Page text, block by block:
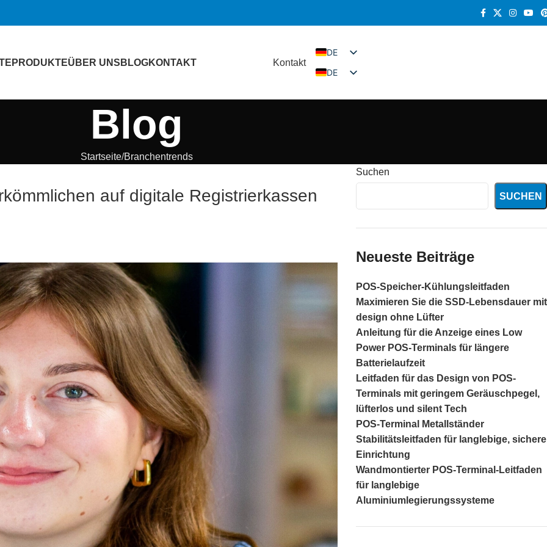
PRODUKTEÜBER UNS BLOGKONTAKT Kontakt
DE
DE
Blog
Startseite Branchentrends
auf digitale Registrierkassen
Suchen
SUCHEN
Neueste Beiträge
POS-Speicher-Kühlungsleitfaden
Maximieren Sie die SSD-Lebensdauer mit
design ohne Lüfter
Anleitung für die Anzeige eines Low
Power POS-Terminals für längere
Batterielaufzeit
Leitfaden für das Design von POS-
Terminals mit geringem Geräuschpegel,
lüfterlos und silent Tech
POS-Terminal Metallständer
Stabilitätsleitfaden für langlebige, sichere
Einrichtung
Wandmontierter POS-Terminal-Leitfaden
für langlebige
Aluminiumlegierungssysteme